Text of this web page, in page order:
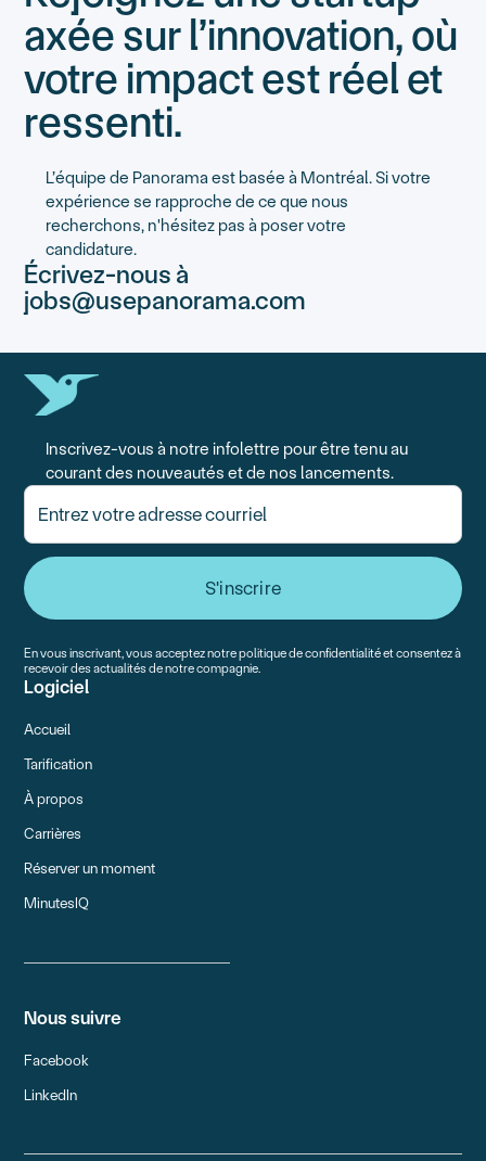
axée sur l’innovation, où
votre impact est réel et
ressenti.
L’équipe de Panorama est basée à Montréal. Si votre
expérience se rapproche de ce que nous
recherchons, n'hésitez pas à poser votre
candidature.
Écrivez-nous à
jobs@usepanorama.com
Inscrivez-vous à notre infolettre pour être tenu au
courant des nouveautés et de nos lancements.
En vous inscrivant, vous acceptez notre politique de confidentialité et consentez à
recevoir des actualités de notre compagnie.
Logiciel
Accueil
Tarification
À propos
Carrières
Réserver un moment
MinutesIQ
Nous suivre
Facebook
LinkedIn